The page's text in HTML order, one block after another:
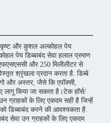
और कुशल अल्कोहल पेय
पेय डिब्बाबंद सेवा हलाल प्रमाण
और 250 मिलीलीटर से
श्रृंखला प्रदान करता है. डिब्बे
और अस्तर, जैसे कि एपॉक्सी,
लागू किया जा सकता है।टेक हॉर्स/
ग्राहकों के लिए एकदम सही है जिन्हें
डिब्बाबंद करने की आवश्यकता है.
सेवा उन ग्राहकों के लिए एकदम